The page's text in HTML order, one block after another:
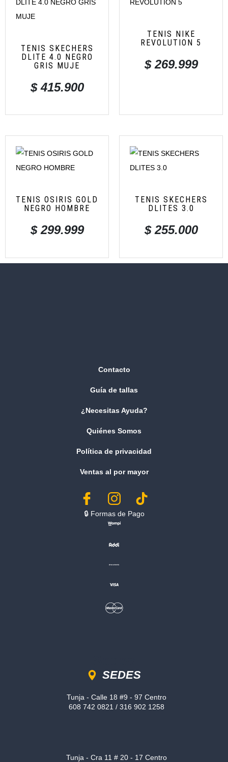
TENIS SKECHERS
DLITE 4.0 NEGRO
GRIS MUJE
$415.900
TENIS NIKE
REVOLUTION 5
$269.999
TENIS OSIRIS GOLD
NEGRO HOMBRE
$299.999
TENIS SKECHERS
DLITES 3.0
$255.000
Contacto
Guía de tallas
¿Necesitas Ayuda?
Quiénes Somos
Política de privacidad
Ventas al por mayor
🔒︎ Formas de Pago
SEDES
Tunja - Calle 18 #9 - 97 Centro
608 742 0821 / 316 902 1258
Tunja - Cra 11 # 20 - 17 Centro